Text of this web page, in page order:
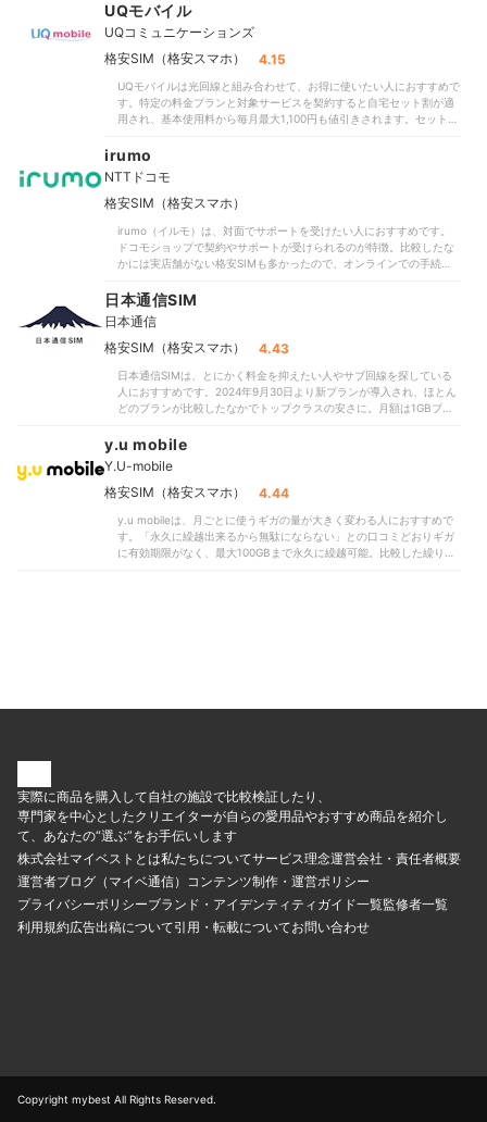
え後の費用はそれほど負担にならないでしょう。大手キャリアの回線
を間借りしたMNVOなので、通信混雑の影響は受けやすいものの、あ
まり動画を見ない人や普段はWi-Fiを利用している人はお得に利用でき
ます。電波強度も十分で、地下や屋内でもつながりやすいですよ。も
SIMも検討してくださいね。＜おすすめな人＞小～中容量プランでの
契約を検討している人回線の種類を選びたい人＜おすすめではない人
＞通信の快適さを重視する人
あるものの、検証時点では安定していました。昼休み時間帯に速度が
極端に落ちるMVNOもあったのに対し、高画質動画を快適に見られる
速度を維持。ただし、MVNOである以上時間帯による速度低下のリス
クはあるため、「お昼に速度が落ちがち」との口コミのように感じる
ランを当てはめた場合、20GBは今回比較した中央値よりわずかに安め
でしたが、50GBは高めという結果でした。大容量プランは特別安いと
はいえないので、カウントフリー対象外のコンテンツを頻繁に利用す
しょう。乗り換えやすさの観点でも、評価を伸ばせませんでした。乗
り換え前にMNP予約番号の発行が必要で、即座に手続き可能とはいえ
ません。ただし、初期費用はSIMカード・eSIMともに発行手数料が
550円と比較的安めなので、コストを抑えられるのは利点です。毎月
えるため、クレジットカードを持っていない人には候補となるでしょ
う。ゲーム好き・動画鑑賞好きにはメリットの多いサービスですが、
安定した速度・料金の安さを追求する人は、povoやLINEMOといった
やゲームを楽しみたい人速度低下のリスクがあっても安さ優先で選び
たい人＜おすすめできない人＞乗り換え時に手間をかけたくない人
UQモバイル
UQコミュニケーションズ
格安SIM（格安スマホ）
4.15
UQモバイルは光回線と組み合わせて、お得に使いたい人におすすめで
す。特定の料金プランと対象サービスを契約すると自宅セット割が適
用され、基本使用料から毎月最大1,100円も値引きされます。セット割
いるWi-Fiが対象か、一度チェックしてみましょう。実店舗で契約でき
続きまで1人で行う必要があり、スマホ初心者にはハードルが高い印象
です。その点、UQモバイルは全国のauショップで対面サポートを受
の検証では、混雑しやすい昼休み時間帯も71.5Mbpsと高速でした。比
較したなかには回線が混雑する時間帯に、サイトを見るのも難しいほ
ど速度が落ちるものも。一方、UQモバイルは時間帯を問わず、高画質
での電波強度も申し分なし。東京駅・新宿駅の構内や周辺施設21か所
でしっかりつながりました。auと同じ回線を使うMNOならではの実
力を感じられ、通信速度・つながりやすさを評価する口コミどおりだ
といえます。ただし、セット割を適用しないとあまりお得とはいえま
プランでも月2,948円と割高です。実際に料金を比較したところ、使
用するデータ量に関わらず、ほかの格安SIMで同じくらい使った場合
の中央値を上回りました。手続き方法がオンライン・店頭のどちらで
使う人・店頭契約にこだわる人でなければ、より安いほかの格安SIM
を検討してもよいでしょう。＜おすすめな人＞セット割の対象サービ
の管理のしやすさを重視する人＜おすすめできない人＞セット割が利
irumo
NTTドコモ
格安SIM（格安スマホ）
irumo（イルモ）は、対面でサポートを受けたい人におすすめです。
ドコモショップで契約やサポートが受けられるのが特徴。比較したな
かには実店舗がない格安SIMも多かったので、オンラインでの手続き
乗り換えの手続きもスムーズですよ。通信速度が速いのも魅力です。
実際に通信速度を測ったところ、郊外では通信が混雑する時間帯だと
速度がやや低下しましたが、ほとんどの時間帯で動画鑑賞やアプリの
ダウンロードがサクサクできる速度が出ていました。ただし、公式サ
があると明記されています。通信品質はドコモのプランと同等です
が、口コミにも「お昼の池袋は遅い」との意見がありました。混雑具
合によっては影響があるでしょう。基本料金が割高なのはデメリット
たのに対し、こちらは3GBで2,167円・10GBだと4,477円。小～中容
量に特化したプランですが、いずれも安くありません。初期費用は実
店舗だと4,950円かかるものの、Web申し込みなら0円と良心的です
よ。ドコモ光やドコモhome5Gを契約中なら、月額1,100円割引されて
サービスを多く利用している人には候補となるでしょう。すべての割
引が適用されれば3GBは月880円なので、比較した格安SIMの平均
1,392円より安く利用できます。割引対象となるドコモ光・home5Gを
日本通信SIM
日本通信
格安SIM（格安スマホ）
4.43
日本通信SIMは、とにかく料金を抑えたい人やサブ回線を探している
人におすすめです。2024年9月30日より新プランが導入され、ほとん
どのプランが比較したなかでトップクラスの安さに。月額は1GBプラ
ともに1,000円以上だったことを思うと、サブ回線用に料金を抑えたい
改定により月50GBまで使えるようになりました。50GBプランでも月
2,178円と安く、比較した各社の中央値（3,900円）に比べるとかなり
をする人にはうれしい仕様です。MNPワンストップ制度に対応してい
るのも便利。比較した半数程度のサービスが未対応だったのに対し、
乗り換え前のキャリアにMNP予約番号の発行を申請せずに乗り換えら
y.u mobile
Y.U-mobile
格安SIM（格安スマホ）
4.44
y.u mobileは、月ごとに使うギガの量が大きく変わる人におすすめで
す。「永久に繰越出来るから無駄にならない」との口コミどおりギガ
に有効期限がなく、最大100GBまで永久に繰越可能。比較した繰り越
保険がついている格安SIMは、比較したなかでも稀でした。一方で、
初期費用が合計3,740円とやや高い点は惜しいポイント。比較したなか
には初期費用0円のものもありましたが、こちらは高めの費用がかかり
ます。MNPワンストップ非対応で、乗り換え時にMNP予約番号の発行
が必要な点もネックです。MNPワンストップ対応の格安SIMよりも、
乗り換えに手間がかかります。まとめると、ギガの無期限繰越・月額
使い方に合わせてギガを調整したいならpovo、動画やゲームを中心に
楽しみたいならカウントフリーオプションがあるLinksMateなど、よ
実際に商品を購入して自社の施設で比較検証したり、
専門家を中心としたクリエイターが自らの愛用品やおすすめ商品を紹介し
て、あなたの“選ぶ”をお手伝いします
株式会社マイベストとは私たちについてサービス理念運営会社・責任者概要
運営者ブログ（マイベ通信） コンテンツ制作・運営ポリシー
プライバシーポリシーブランド・アイデンティティ ガイド一覧監修者一覧
利用規約広告出稿について引用・転載についてお問い合わせ
Copyright mybest All Rights Reserved.